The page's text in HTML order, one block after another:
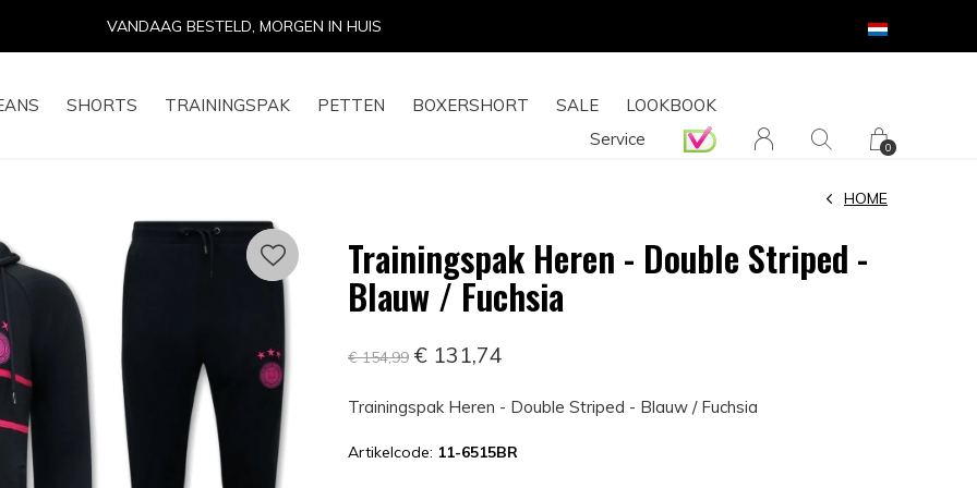
SHORTS TRAININGSPAK PETTEN BOXERSHORT SALE
LOOKBOOK
Service
0
14 DAGEN RETOURRECHT
Trainingspak Heren - Double Striped -
Blauw / Fuchsia
HOME
€ 154,99 € 131,74
Trainingspak Heren - Double Striped - Blauw / Fuchsia
Artikelcode: 11-6515BR